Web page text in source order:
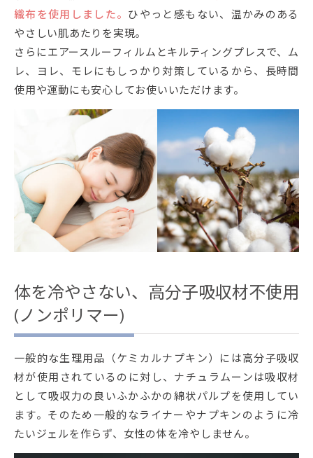
織布を使用しました。 ひやっと感もない、温かみのある
やさしい肌あたりを実現。
さらにエアースルーフィルムとキルティングプレスで、ム
レ、ヨレ、モレにもしっかり対策しているから、長時間
使用や運動にも安心してお使いいただけます。
体を冷やさない、高分子吸収材不使用
(ノンポリマー)
一般的な生理用品（ケミカルナプキン）には高分子吸収
材が使用されているのに対し、ナチュラムーンは吸収材
として吸収力の良いふかふかの綿状パルプを使用してい
ます。そのため一般的なライナーやナプキンのように冷
たいジェルを作らず、女性の体を冷やしません。